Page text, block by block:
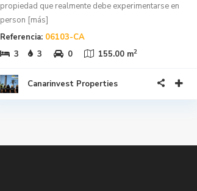
propiedad que realmente debe experimentarse en
person [más]
Referencia: 06103-CA
3
3 0 155.00 m2
Canarinvest Properties